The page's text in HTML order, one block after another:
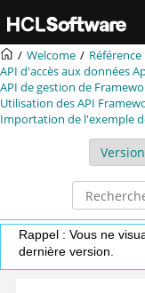
Aller au contenu
Welcome
Référence
API d'accès aux données
API de gestion de
Utilisation des API
Importation de l'exemple
Rappel : Vous ne
dernière version.